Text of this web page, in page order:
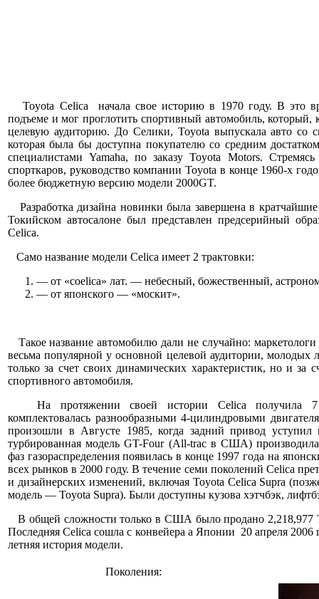
Toyota Celica начала свое историю в 1970 году. В это
подъеме и мог проглотить спортивный автомобиль, который,
целевую аудиторию. До Селики, Toyota выпускала авто со
которая была бы доступна покупателю со средним
специалистами Yamaha, по заказу Toyota Motors.
спорткаров, руководство компании Toyota в конце 1960-х
более бюджетную версию модели 2000GT.
Разработка дизайна новинки была завершена в
Токийском автосалоне был представлен предсерийный
Celica.
Само название модели Celica имеет 2 трактовки:
— от «coelica» лат. — небесный, божественный,
— от японского — «москит».
Такое название автомобилю дали не случайно: маркетологи
весьма популярной у основной целевой аудитории, молодых
только за счет своих динамических характеристик, но и за
спортивного автомобиля.
На протяжении своей истории Celica получила 7
комплектовалась разнообразными 4-цилиндровыми
произошли в Августе 1985, когда задний привод уступил
турбированная модель GT-Four (All-trac в США)
фаз газораспределения появилась в конце 1997 года на
всех рынков в 2000 году. В течение семи поколений Celica
и дизайнерских изменений, включая Toyota Celica Supra
модель — Toyota Supra). Были доступны кузова хэтчбэк,
В общей сложности только в США было продано 2,218,977
Последняя Celica сошла с конвейера а Японии 20 апреля 2006
летняя история модели.
Поколения: